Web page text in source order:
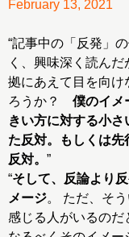
February 13, 2021
“記事中の「反発」
く、興味深く読ん
拠にあえて目を向け
ろうか？ 僕のイメ
きい方に対する小
た反対。もしくは
反対。 ”
“そして、反論より
メージ。 ただ、そ
感じる人がいるのだ